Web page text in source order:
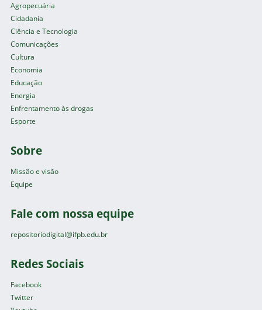
Agropecuária
Cidadania
Ciência e Tecnologia
Comunicações
Cultura
Economia
Educação
Energia
Enfrentamento às drogas
Esporte
Sobre
Missão e visão
Equipe
Fale com nossa equipe
repositoriodigital@ifpb.edu.br
Redes Sociais
Facebook
Twitter